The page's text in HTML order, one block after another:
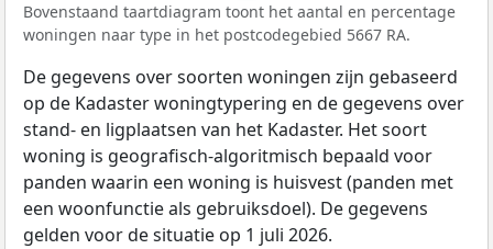
Bovenstaand taartdiagram toont het aantal en percentage
woningen naar type in het postcodegebied 5667 RA.
De gegevens over soorten woningen zijn gebaseerd
op de Kadaster woningtypering en de gegevens over
stand- en ligplaatsen van het Kadaster. Het soort
woning is geografisch-algoritmisch bepaald voor
panden waarin een woning is huisvest (panden met
een woonfunctie als gebruiksdoel). De gegevens
gelden voor de situatie op 1 juli 2026.